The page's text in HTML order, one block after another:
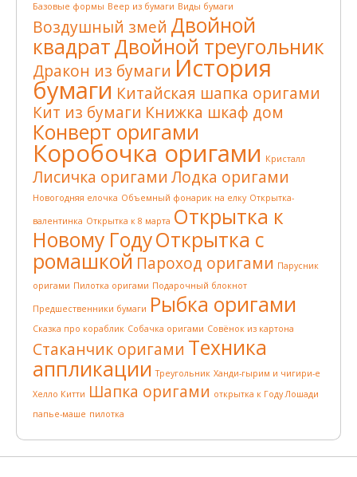
Базовые формы Веер из бумаги Виды бумаги
Воздушный змей Двойной
квадратДвойной треугольник
Дракон из бумаги История
бумаги Китайская шапка оригами
Кит из бумаги Книжка шкаф дом
Конверт оригами
Коробочка оригами Кристалл
Лисичка оригами Лодка оригами
Новогодняя елочка Объемный фонарик на елку Открытка-
валентинка Открытка к 8 марта Открытка к
Новому ГодуОткрытка с
ромашкой Пароход оригами Парусник
оригами Пилотка оригами Подарочный блокнот
Предшественники бумаги Рыбка оригами
Сказка про кораблик Собачка оригами Совёнок из картона
Стаканчик оригами Техника
аппликации Треугольник Ханди-гырим и чигири-е
Хелло Китти Шапка оригами открытка к Году Лошади
папье-маше пилотка